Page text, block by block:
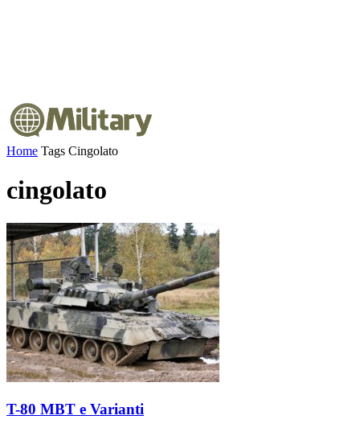
Home Tags Cingolato
cingolato
T-80 MBT e Varianti